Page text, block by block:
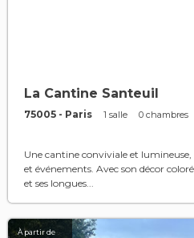
La Cantine Santeuil
75005 - Paris 1 salle 0 chambres
Une cantine conviviale et
et événements. Avec son décor
et ses longues...
À partir de